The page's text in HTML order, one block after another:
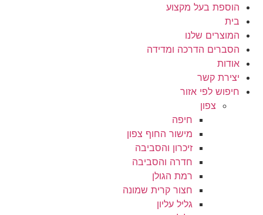
לתוכן
הוספת בעל מקצוע
בית
המוצרים שלנו
הסברים הדרכה ומדידה
אודות
יצירת קשר
חיפוש לפי אזור
צפון
חיפה
מישור החוף צפון
זיכרון והסביבה
חדרה והסביבה
רמת הגולן
חצור קרית שמונה
גליל עליון